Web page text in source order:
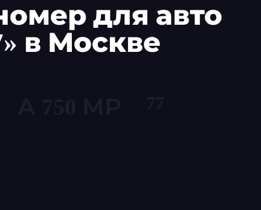
для авто
в Москве